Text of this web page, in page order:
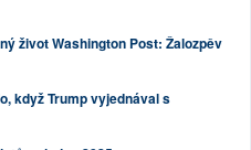
život Washington Post: Žalozpěv
když Trump vyjednával s